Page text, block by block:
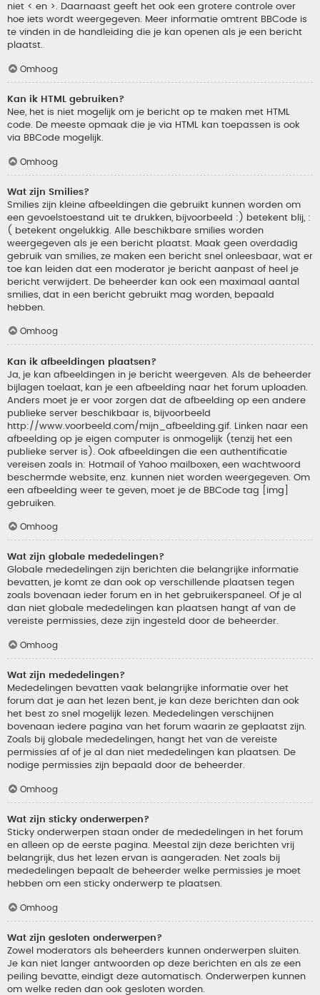
niet < en >. Daarnaast geeft het ook een grotere controle over
hoe iets wordt weergegeven. Meer informatie omtrent BBCode is
te vinden in de handleiding die je kan openen als je een bericht
plaatst.
Omhoog
Kan ik HTML gebruiken?
Nee, het is niet mogelijk om je bericht op te maken met HTML
code. De meeste opmaak die je via HTML kan toepassen is ook
via BBCode mogelijk.
Omhoog
Wat zijn Smilies?
Smilies zijn kleine afbeeldingen die gebruikt kunnen worden om
een gevoelstoestand uit te drukken, bijvoorbeeld :) betekent blij, :
( betekent ongelukkig. Alle beschikbare smilies worden
weergegeven als je een bericht plaatst. Maak geen overdadig
gebruik van smilies, ze maken een bericht snel onleesbaar, wat er
toe kan leiden dat een moderator je bericht aanpast of heel je
bericht verwijdert. De beheerder kan ook een maximaal aantal
smilies, dat in een bericht gebruikt mag worden, bepaald
hebben.
Omhoog
Kan ik afbeeldingen plaatsen?
Ja, je kan afbeeldingen in je bericht weergeven. Als de beheerder
bijlagen toelaat, kan je een afbeelding naar het forum uploaden.
Anders moet je er voor zorgen dat de afbeelding op een andere
publieke server beschikbaar is, bijvoorbeeld
http://www.voorbeeld.com/mijn_afbeelding.gif. Linken naar een
afbeelding op je eigen computer is onmogelijk (tenzij het een
publieke server is). Ook afbeeldingen die een authentificatie
vereisen zoals in: Hotmail of Yahoo mailboxen, een wachtwoord
beschermde website, enz. kunnen niet worden weergegeven. Om
een afbeelding weer te geven, moet je de BBCode tag [img]
gebruiken.
Omhoog
Wat zijn globale mededelingen?
Globale mededelingen zijn berichten die belangrijke informatie
bevatten, je komt ze dan ook op verschillende plaatsen tegen
zoals bovenaan ieder forum en in het gebruikerspaneel. Of je al
dan niet globale mededelingen kan plaatsen hangt af van de
vereiste permissies, deze zijn ingesteld door de beheerder.
Omhoog
Wat zijn mededelingen?
Mededelingen bevatten vaak belangrijke informatie over het
forum dat je aan het lezen bent, je kan deze berichten dan ook
het best zo snel mogelijk lezen. Mededelingen verschijnen
bovenaan iedere pagina van het forum waarin ze geplaatst zijn.
Zoals bij globale mededelingen, hangt het van de vereiste
permissies af of je al dan niet mededelingen kan plaatsen. De
nodige permissies zijn bepaald door de beheerder.
Omhoog
Wat zijn sticky onderwerpen?
Sticky onderwerpen staan onder de mededelingen in het forum
en alleen op de eerste pagina. Meestal zijn deze berichten vrij
belangrijk, dus het lezen ervan is aangeraden. Net zoals bij
mededelingen bepaalt de beheerder welke permissies je moet
hebben om een sticky onderwerp te plaatsen.
Omhoog
Wat zijn gesloten onderwerpen?
Zowel moderators als beheerders kunnen onderwerpen sluiten.
Je kan niet langer antwoorden op deze berichten en als ze een
peiling bevatte, eindigt deze automatisch. Onderwerpen kunnen
om welke reden dan ook gesloten worden.